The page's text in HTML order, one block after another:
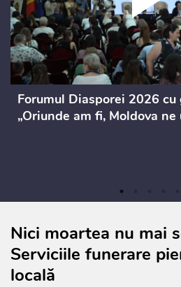
Forumul Diasporei 2026 cu
„Oriunde am fi, Moldova ne
Nici moartea nu mai
Serviciile funerare
locală